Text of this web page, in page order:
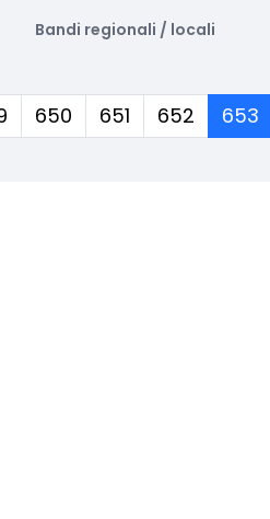
Bandi regionali / locali
650 651 652 653